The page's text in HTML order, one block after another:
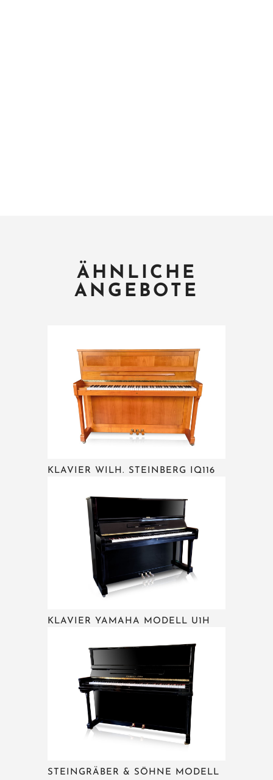
ÄHNLICHE
ANGEBOTE
KLAVIER WILH. STEINBERG IQ116
KLAVIER YAMAHA MODELL U1H
STEINGRÄBER & SÖHNE MODELL